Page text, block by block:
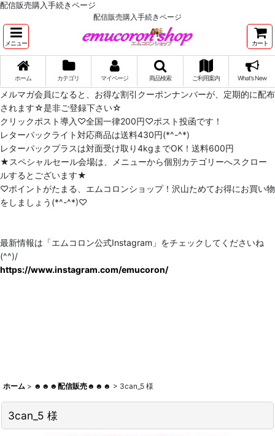
配信販売購入手続きページ
配信販売購入手続きページ
メニュー カート
ホーム カテゴリ マイページ 商品検索 ご利用案内 What's New
メルマガ会員になると、お得な割引クーポンナンバーが、定期的に配布
されます☆是非ご登録下さい☆
クリックポスト導入♡全国一律200円♡ポスト投函です！
レターパックライト対応商品は送料430円(*^-^*)
レターパックプラスは対面受け取り4kgまでOK！送料600円
★スペシャルセール会場は、メニューから個別カテゴリーへスクロー
ルするとございます★
♡ポイントがたまる、エムコロンショップ！沢山ためてお得にお買い物
をしましょう(*^-^*)♡
最新情報は「エムコロン公式Instagram」をチェックしてくださいね
(^^)/
https://www.instagram.com/emucoron/
ホーム > ☻☻☻配信販売☻☻☻ > 3can_5 様
3can_5 様